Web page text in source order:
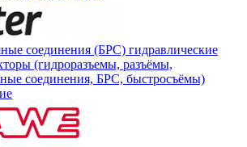
соединения (БРС) гидравлические
(гидроразъемы, разъёмы,
соединения, БРС, быстросъёмы)